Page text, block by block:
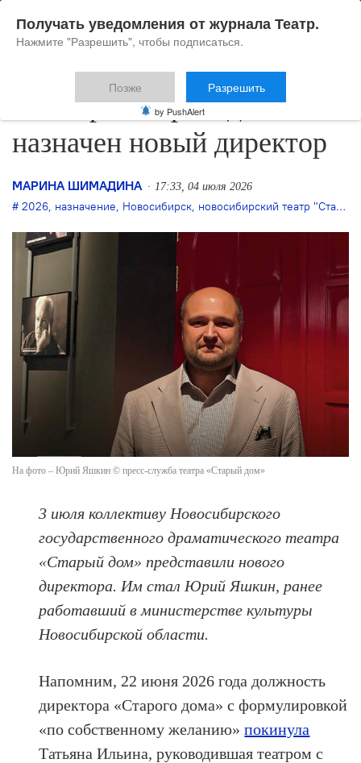
В театр «Старый дом»
назначен новый директор
МАРИНА ШИМАДИНА 17:33, 04 июля 2026
2026, назначение, Новосибирск, новосибирский театр "Старый дом"
На фото – Юрий Яшкин © пресс-служба театра «Старый дом»
3 июля коллективу Новосибирского
государственного драматического театра
«Старый дом» представили нового
директора. Им стал Юрий Яшкин, ранее
работавший в министерстве культуры
Новосибирской области.
Напомним, 22 июня 2026 года должность
директора «Старого дома» с формулировкой
«по собственному желанию»покинула
Татьяна Ильина, руководившая театром с
Получать уведомления от журнала Театр.
Нажмите "Разрешить", чтобы подписаться.
Позже Разрешить
by PushAlert